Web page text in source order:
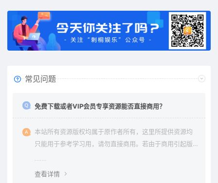
常见问题
免费下载或者VIP会员专享资源能否直接商用？
本站所有资源版权均属于原作者所有，这里所提供资源均
只能用于参考学习用，请勿直接商用。若由于商用引起版
查看详情